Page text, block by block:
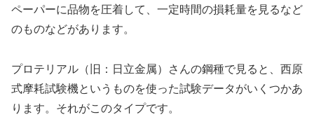
ペーパーに品物を圧着して、一定時間の損耗量を見るなど
のものなどがあります。
プロテリアル（旧：日立金属）さんの鋼種で見ると、西原
式摩耗試験機というものを使った試験データがいくつかあ
ります。それがこのタイプです。